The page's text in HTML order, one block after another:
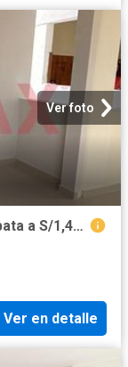
Ver foto
Departamento en alquiler en Paucarpata a S/1,400 al mes
Ver en detalle